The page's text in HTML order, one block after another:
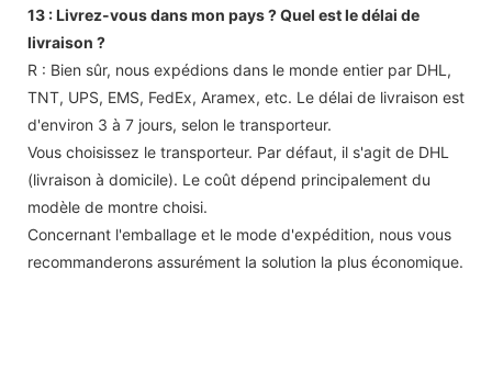
13 : Livrez-vous dans mon pays ? Quel est le délai de
livraison ?
R : Bien sûr, nous expédions dans le monde entier par DHL,
TNT, UPS, EMS, FedEx, Aramex, etc. Le délai de livraison est
d'environ 3 à 7 jours, selon le transporteur.
Vous choisissez le transporteur. Par défaut, il s'agit de DHL
(livraison à domicile). Le coût dépend principalement du
modèle de montre choisi.
Concernant l'emballage et le mode d'expédition, nous vous
recommanderons assurément la solution la plus économique.